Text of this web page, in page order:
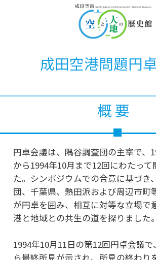
成田空港問題円
概 要
円卓会議は、隅谷調査団の主宰で、
から1994年10月まで12回にわたって
た。シンポジウムでの合意に基づき
団、千葉県、熱田派および周辺市町
が円卓を囲み、相互に対等な立場で
港と地域との共生の道を探りました。
1994年10月11日の第12回円卓会議